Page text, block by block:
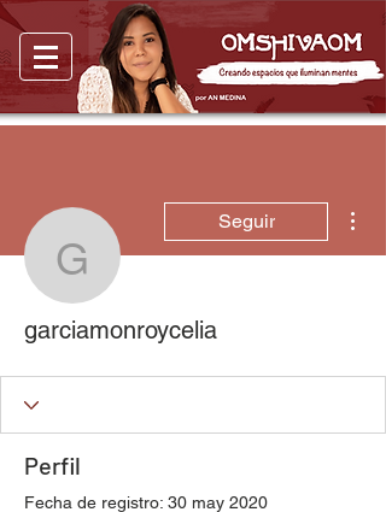
Seguir
garciamonroycelia
Perfil
Fecha de registro: 30 may 2020